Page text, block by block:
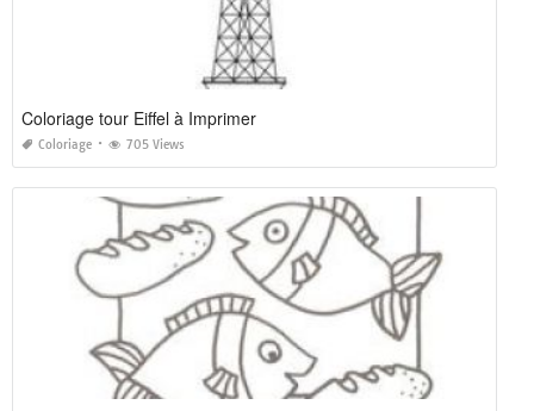
Coloriage tour Eiffel à Imprimer
Coloriage 705 Views